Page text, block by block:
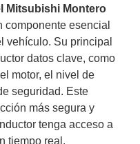
Mitsubishi Montero
componente esencial
vehículo. Su principal
datos clave, como
motor, el nivel de
seguridad. Este
más segura y
tenga acceso a
tiempo real.